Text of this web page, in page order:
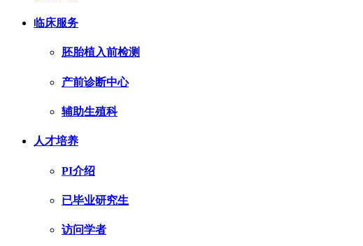
临床服务
胚胎植入前检测
产前诊断中心
辅助生殖科
人才培养
PI介绍
已毕业研究生
访问学者